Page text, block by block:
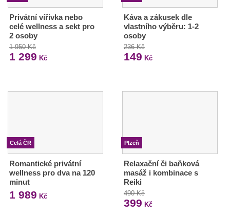
Privátní vířivka nebo
celé wellness a sekt pro
2 osoby
1 950 Kč
1 299 Kč
Káva a zákusek dle
vlastního výběru: 1-2
osoby
236 Kč
149 Kč
Celá ČR
Romantické privátní
wellness pro dva na 120
minut
1 989 Kč
Plzeň
Relaxační či baňková
masáž i kombinace s
Reiki
490 Kč
399 Kč